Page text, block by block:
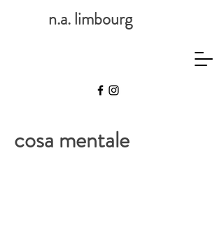
n.a. limbourg
cosa mentale